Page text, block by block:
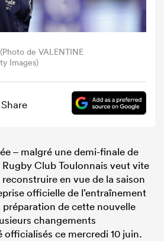
de VALENTINE
Images)
Share
– malgré une demi-finale de
Club Toulonnais veut vite
en vue de la saison
officielle de l’entraînement
préparation de cette nouvelle
changements
officialisés ce mercredi 10 juin.